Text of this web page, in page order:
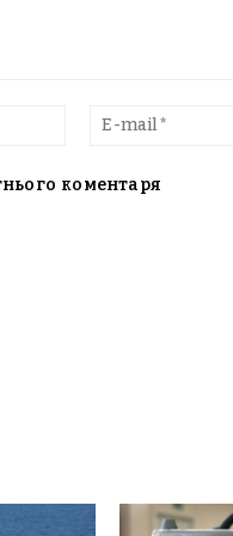
Ім'я*
коментаря